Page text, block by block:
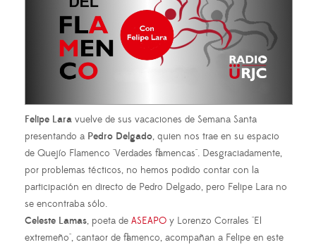
Felipe Lara vuelve de sus vacaciones de Semana Santa
presentando a Pedro Delgado, quien nos trae en su espacio
de Quejío Flamenco "Verdades flamencas". Desgraciadamente,
por problemas técticos, no hemos podido contar con la
participación en directo de Pedro Delgado, pero Felipe Lara no
se encontraba sólo.
Celeste Lamas, poeta de ASEAPO y Lorenzo Corrales "El
extremeño", cantaor de flamenco, acompañan a Felipe en este